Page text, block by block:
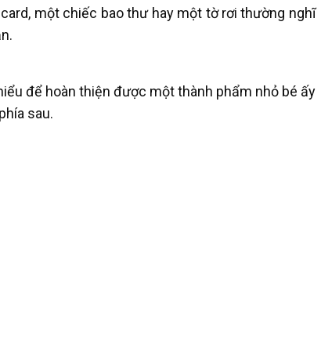
một chiếc bao thư hay một tờ rơi thường nghĩ
để hoàn thiện được một thành phẩm nhỏ bé ấy
sau.